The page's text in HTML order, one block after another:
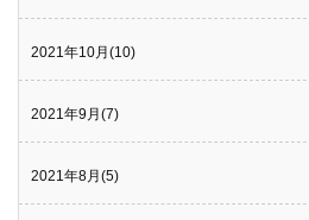
2021年10月(10)
2021年9月(7)
2021年8月(5)